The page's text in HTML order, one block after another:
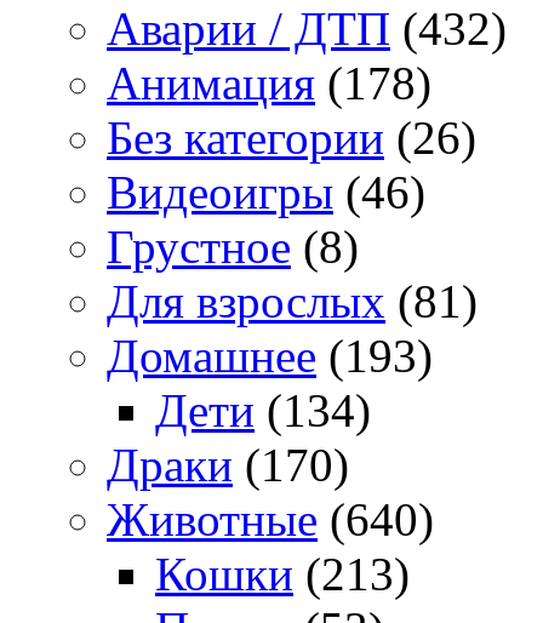
Аварии / ДТП (432)
Анимация (178)
Без категории (26)
Видеоигры (46)
Грустное (8)
Для взрослых (81)
Домашнее (193)
Дети (134)
Драки (170)
Животные (640)
Кошки (213)